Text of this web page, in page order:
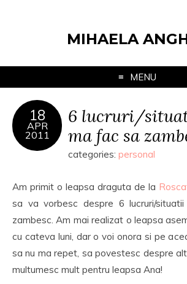
MIHAELA
MENU
18
APR
2011
6 lucruri/
ma fac sa
categories: personal
Am primit o leapsa draguta de la
sa va vorbesc despre 6 lucruri/
zambesc. Am mai realizat o leapsa
cu cateva luni, dar o voi onora si pe
sa nu ma repet, sa povestesc despre
multumesc mult pentru leapsa Ana!